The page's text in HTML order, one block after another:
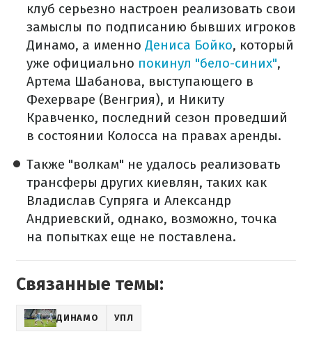
клуб серьезно настроен реализовать свои
замыслы по подписанию бывших игроков
Динамо, а именно Дениса Бойко, который
уже официально покинул "бело-синих",
Артема Шабанова, выступающего в
Фехерваре (Венгрия), и Никиту
Кравченко, последний сезон проведший
в состоянии Колосса на правах аренды.
Также "волкам" не удалось реализовать
трансферы других киевлян, таких как
Владислав Супряга и Александр
Андриевский, однако, возможно, точка
на попытках еще не поставлена.
Связанные темы:
ДИНАМО УПЛ